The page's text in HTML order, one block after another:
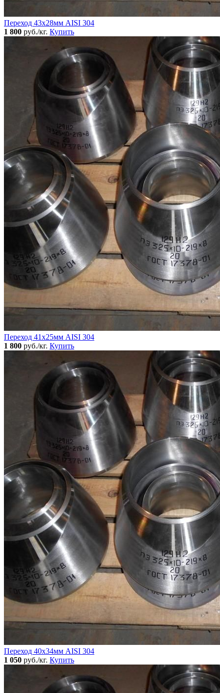
Переход 43х28мм AISI 304
1 800 руб./кг. Купить
Переход 41х25мм AISI 304
1 800 руб./кг. Купить
Переход 40х34мм AISI 304
1 050 руб./кг. Купить